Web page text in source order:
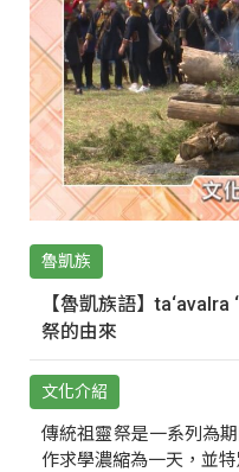
魯凱族
【魯凱族語】
祭的由來
文化介紹
傳統祖靈祭是一系列為
作求學濃縮為一天，並